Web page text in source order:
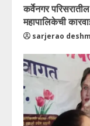
कर्वेनगर
महापालिकेची
sarjerao